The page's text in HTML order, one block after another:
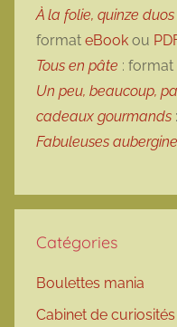
À la folie, quinze
format eBook ou
Tous en pâte : format
Un peu, beaucoup,
cadeaux gourmands
Fabuleuses
Catégories
Boulettes mania
Cabinet de curiosités